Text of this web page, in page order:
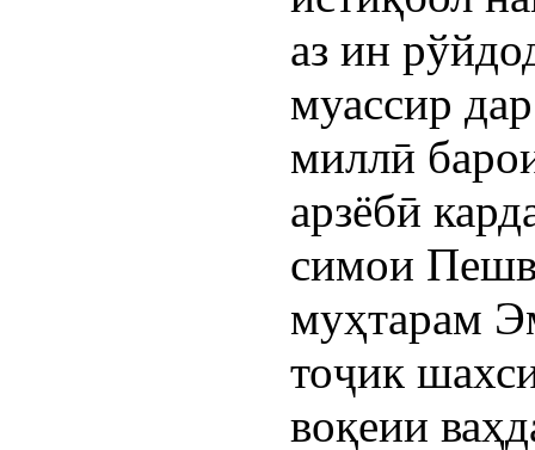
аз ин
муассир
миллӣ
арзёбӣ
симои
муҳтарам
тоҷик
воқеии